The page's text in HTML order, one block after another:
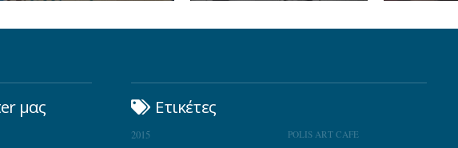
μας Ετικέτες
2015 POLIS ART CAFE